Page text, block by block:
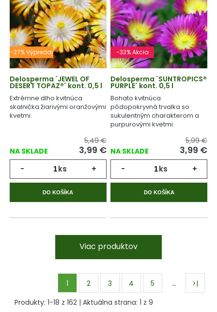
-27% Výpredaj
Delosperma ´JEWEL OF
DESERT TOPAZ®´ kont. 0,5 l
Extrémne dlho kvitnúca
skalnička žiarivými oranžovými
kvetmi.
NA SKLADE
5,49 €
3,99 €
- ks +
DO KOŠÍKA
-33% Akcia
Delosperma ´SUNTROPICS®
PURPLE´ kont. 0,5 l
Bohato kvitnúca
pôdopokryvná trvalka so
sukulentným charakterom a
purpurovými kvetmi.
NA SKLADE
5,99 €
3,99 €
- ks +
DO KOŠÍKA
Viac produktov
1 2 3 4 5 …
>|
Produkty: 1-18 z 162 | Aktuálna strana: 1 z 9